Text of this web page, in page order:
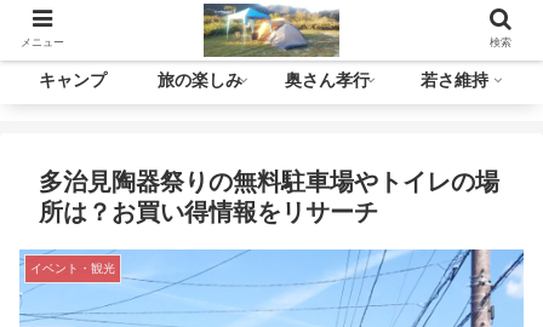
キャンプ 旅の楽しみ 奥さん孝行 若さ維持
多治見陶器祭りの無料駐車場やトイレの場
所は？お買い得情報をリサーチ
イベント・観光
メニュー 検索